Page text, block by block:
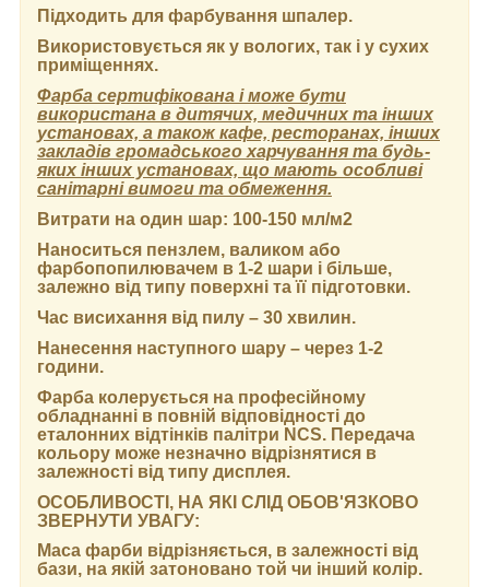
Підходить для фарбування шпалер.
Використовується як у вологих, так і у сухих
приміщеннях.
Фарба сертифікована і може бути
використана в дитячих, медичних та інших
установах, а також кафе, ресторанах, інших
закладів громадського харчування та будь-
яких інших установах, що мають особливі
санітарні вимоги та обмеження.
Витрати на один шар: 100-150 мл/м2
Наноситься пензлем, валиком або
фарбопопилювачем в 1-2 шари і більше,
залежно від типу поверхні та її підготовки.
Час висихання від пилу – 30 хвилин.
Нанесення наступного шару – через 1-2
години.
Фарба колерується на професійному
обладнанні в повній відповідності до
еталонних відтінків палітри NCS. Передача
кольору може незначно відрізнятися в
залежності від типу дисплея.
ОСОБЛИВОСТІ, НА ЯКІ СЛІД ОБОВ'ЯЗКОВО
ЗВЕРНУТИ УВАГУ:
Маса фарби відрізняється, в залежності від
бази, на якій затоновано той чи інший колір.